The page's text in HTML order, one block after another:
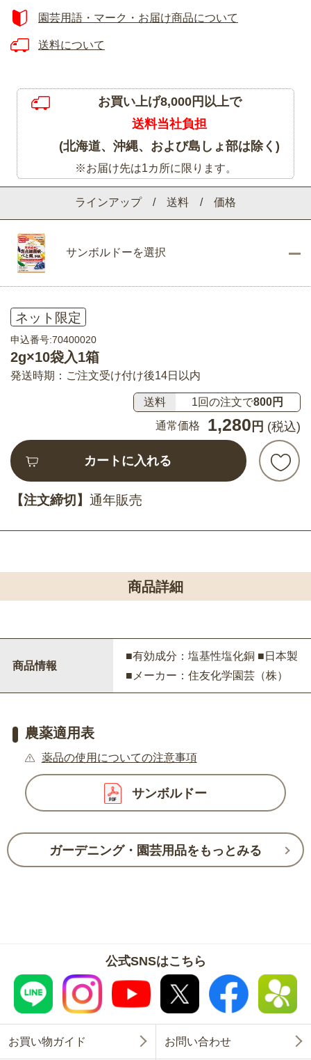
ラインアップ / 送料 / 価格
サンボルドーを選択
ネット限定
申込番号:70400020
2g×10袋入1箱
発送時期：ご注文受け付け後14日以内
送料 1回の注文で800円
通常価格
1,280 円 (税込)
カートに入れる
【注文締切】 通年販売
園芸用語・マーク・お届け商品について
送料について
お買い上げ8,000円以上で
送料当社負担
(北海道、沖縄、および島しょ部は除く)
※お届け先は1カ所に限ります。
商品詳細
商品情報
■有効成分：塩基性塩化銅 ■日本製
■メーカー：住友化学園芸（株）
農薬適用表
薬品の使用についての注意事項
サンボルドー
ガーデニング・園芸用品をもっとみる
公式SNSはこちら
お買い物ガイド お問い合わせ